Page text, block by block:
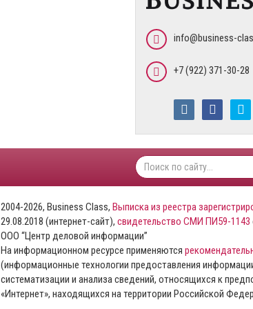
info@business-
+7 (922) 371-30-28
2004-2026, Business Class, Выписка из реестра
29.08.2018 (интернет-сайт), свидетельство СМИ ПИ59-1143
ООО “Центр деловой информации”
На информационном ресурсе применяются
(информационные технологии предоставления
систематизации и анализа сведений, относящихся к
«Интернет», находящихся на территории Российской